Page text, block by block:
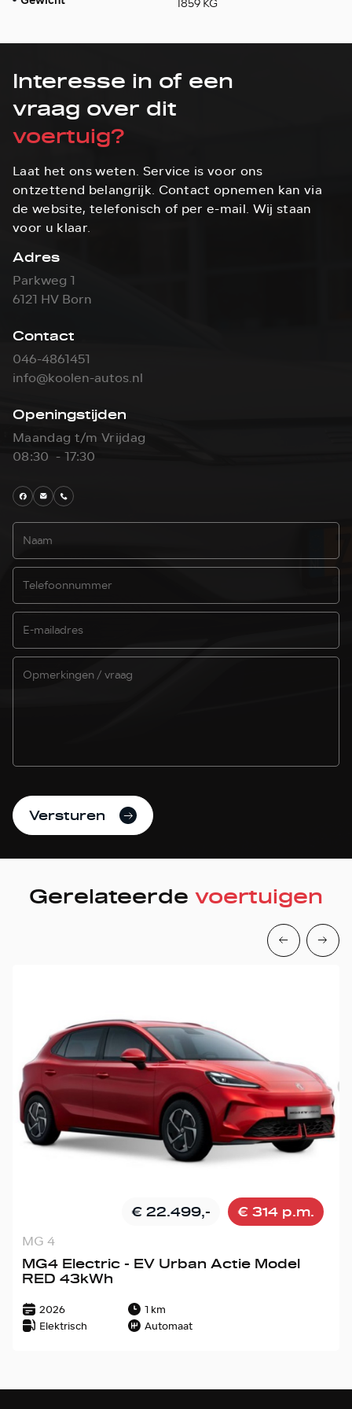
1859 KG
Interesse in of een
vraag over dit
voertuig?
Laat het ons weten. Service is voor ons
ontzettend belangrijk. Contact opnemen kan via
de website, telefonisch of per e-mail. Wij staan
voor u klaar.
Adres
Parkweg 1
6121 HV Born
Contact
046-4861451
info@koolen-autos.nl
Openingstijden
Maandag t/m Vrijdag
08:30 - 17:30
Versturen
Gerelateerde voertuigen
€ 22.499,- € 314 p.m.
MG 4
MG4 Electric - EV Urban Actie Model
RED 43kWh
2026
1 km
Elektrisch
Automaat